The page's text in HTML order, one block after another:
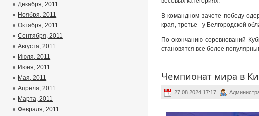
В командном зачете победу
края, третье - у Белгородской
По окончанию соревнований
становятся все более
Чемпионат мира в
27.08.2024 17:17
Декабря, 2011
Ноября, 2011
Октября, 2011
Сентября, 2011
Августа, 2011
Июля, 2011
Июня, 2011
Мая, 2011
Апреля, 2011
Марта, 2011
Февраля, 2011